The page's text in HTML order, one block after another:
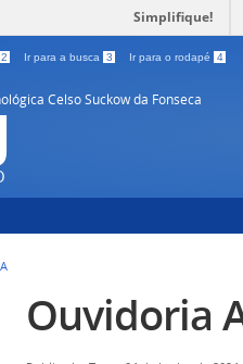
Simplifique!
2 Ir para a busca 3 Ir para o rodapé 4
Celso Suckow da Fonseca
Ouvidoria